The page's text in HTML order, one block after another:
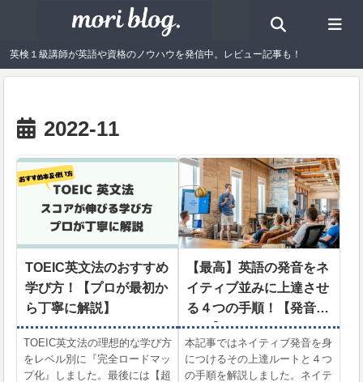
英検１級講師が英語や資格のノウハウを発信中。レビュー記事も！
2022-11
TOEIC英文法のおすすめ
学び方！【プロが最初か
ら丁寧に解説】
TOEIC英文法の理想的な学び方
をレベル別に『完全ロードマッ
プ化』しました。最後には【超
【最高】英語の発音をネ
イティブ並みに上達させ
る４つの手順！【発音ル
ート】
本記事ではネイティブ発音を身
につけるその上達ルートと４つ
の手順を解説しました。ネイテ